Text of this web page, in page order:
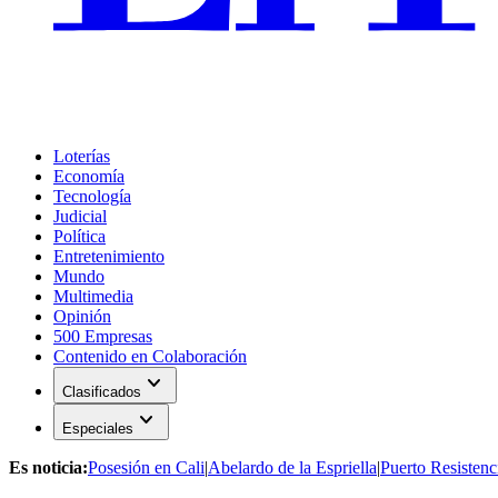
Loterías
Economía
Tecnología
Judicial
Política
Entretenimiento
Mundo
Multimedia
Opinión
500 Empresas
Contenido en Colaboración
Clasificados expand_more
Especiales expand_more
Es noticia:Posesión en Cali|Abelardo de la Espriella|Puerto